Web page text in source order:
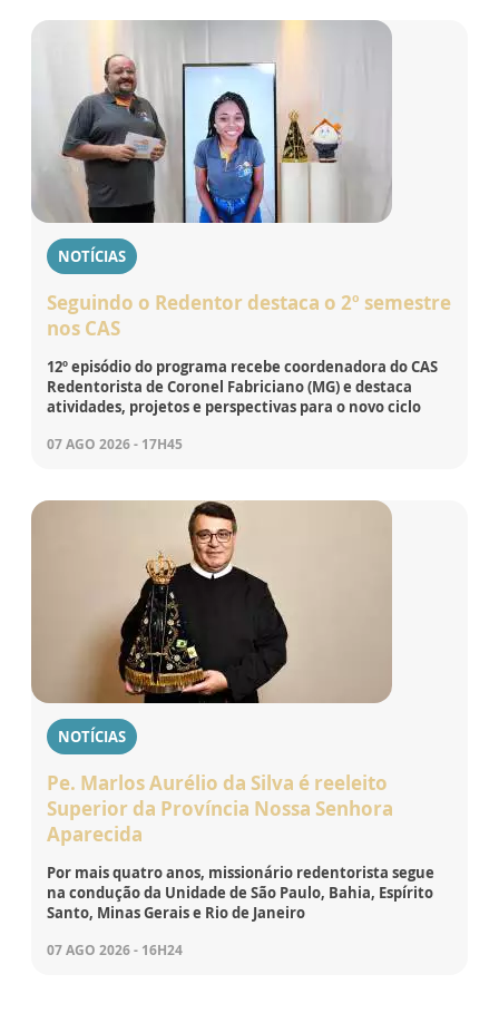
NOTÍCIAS
Seguindo o Redentor destaca o 2º semestre
nos CAS
12º episódio do programa recebe coordenadora do CAS
Redentorista de Coronel Fabriciano (MG) e destaca
atividades, projetos e perspectivas para o novo ciclo
07 AGO 2026 - 17H45
NOTÍCIAS
Pe. Marlos Aurélio da Silva é reeleito
Superior da Província Nossa Senhora
Aparecida
Por mais quatro anos, missionário redentorista segue
na condução da Unidade de São Paulo, Bahia, Espírito
Santo, Minas Gerais e Rio de Janeiro
07 AGO 2026 - 16H24